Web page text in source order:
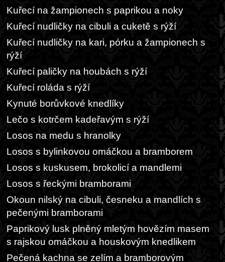
Kuřecí na žampionech s paprikou a noky
Kuřecí nudličky na cibuli a cuketě s rýží
Kuřecí nudličky na kari, pórku a žampionech s
rýží
Kuřecí paličky na houbách s rýží
Kuřecí roláda s rýží
Kynuté borůvkové knedlíky
Lečo s kotrčem kadeřavým s rýží
Losos na medu s hranolky
Losos s bylinkovou omáčkou a bramborem
Losos s kuskusem, brokolicí a mandlemi
Losos s řeckými bramborami
Okoun nilský na cibuli, česneku a mandlích s
pečenými bramborami
Paprikový lusk plněný mletým hovězím masem
s rajskou omáčkou a houskovým knedlikem
Pečená kachna se zelím a bramborovým